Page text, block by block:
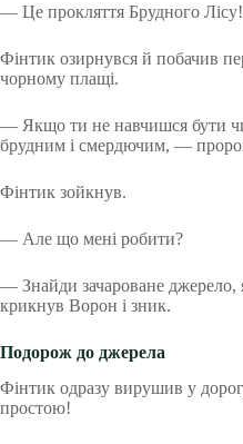
— Це прокляття Брудного Лісу!
Фінтик озирнувся й побачив
чорному плащі.
— Якщо ти не навчишся бути
брудним і смердючим, —
Фінтик зойкнув.
— Але що мені робити?
— Знайди зачароване
крикнув Ворон і зник.
Подорож до джерела
Фінтик одразу вирушив у
простою!